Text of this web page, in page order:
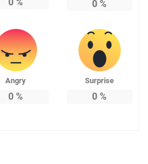
0 %
Angry
0 %
Surprise
0 %